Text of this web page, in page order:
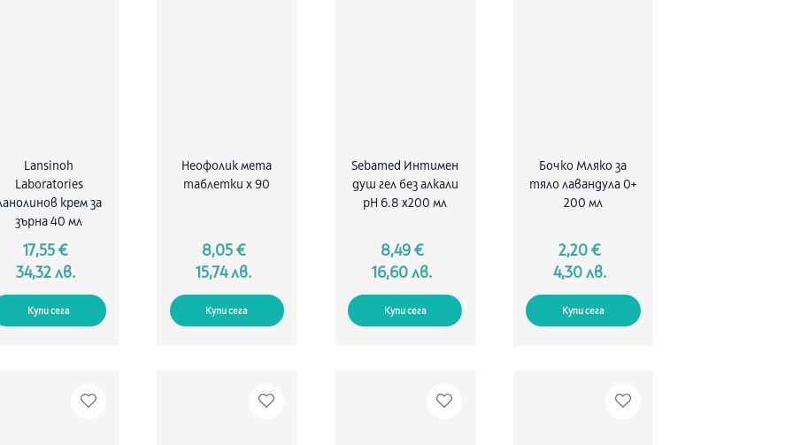
Lansinoh
Laboratories
крем за
зърна 40 мл
17,55 €
34,32 лв.
Купи сега
Неофолик мета
таблетки х 90
8,05 €
15,74 лв.
Купи сега
Sebamed Интимен
душ гел без алкали
pН 6.8 х200 мл
8,49 €
16,60 лв.
Купи сега
Бочко Мляко за
тяло лавандула 0+
200 мл
2,20 €
4,30 лв.
Купи сега